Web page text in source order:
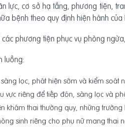
lực, cơ sở hạ tầng, phương tiện,
bệnh theo quy định hiện hành của
phương tiện phục vụ phòng
luồng:
lọc, phát hiện sớm và kiểm soát
vực riêng để tiếp đón, sàng lọc và
khám thai thường quy, những
sinh riêng cho phụ nữ mang thai